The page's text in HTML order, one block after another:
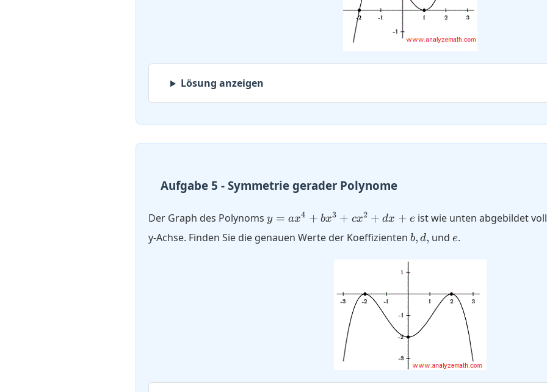
Lösung anzeigen
Aufgabe 5 - Symmetrie gerader Polynome
Der Graph des Polynoms y=a
x^2+d x+e
y = ax4 + bx3 + cx2 + dx + e ist wie unten abgebildet
y-Achse. Finden Sie die genauen Werte der Koeffizienten b,
b, d, unde
e.